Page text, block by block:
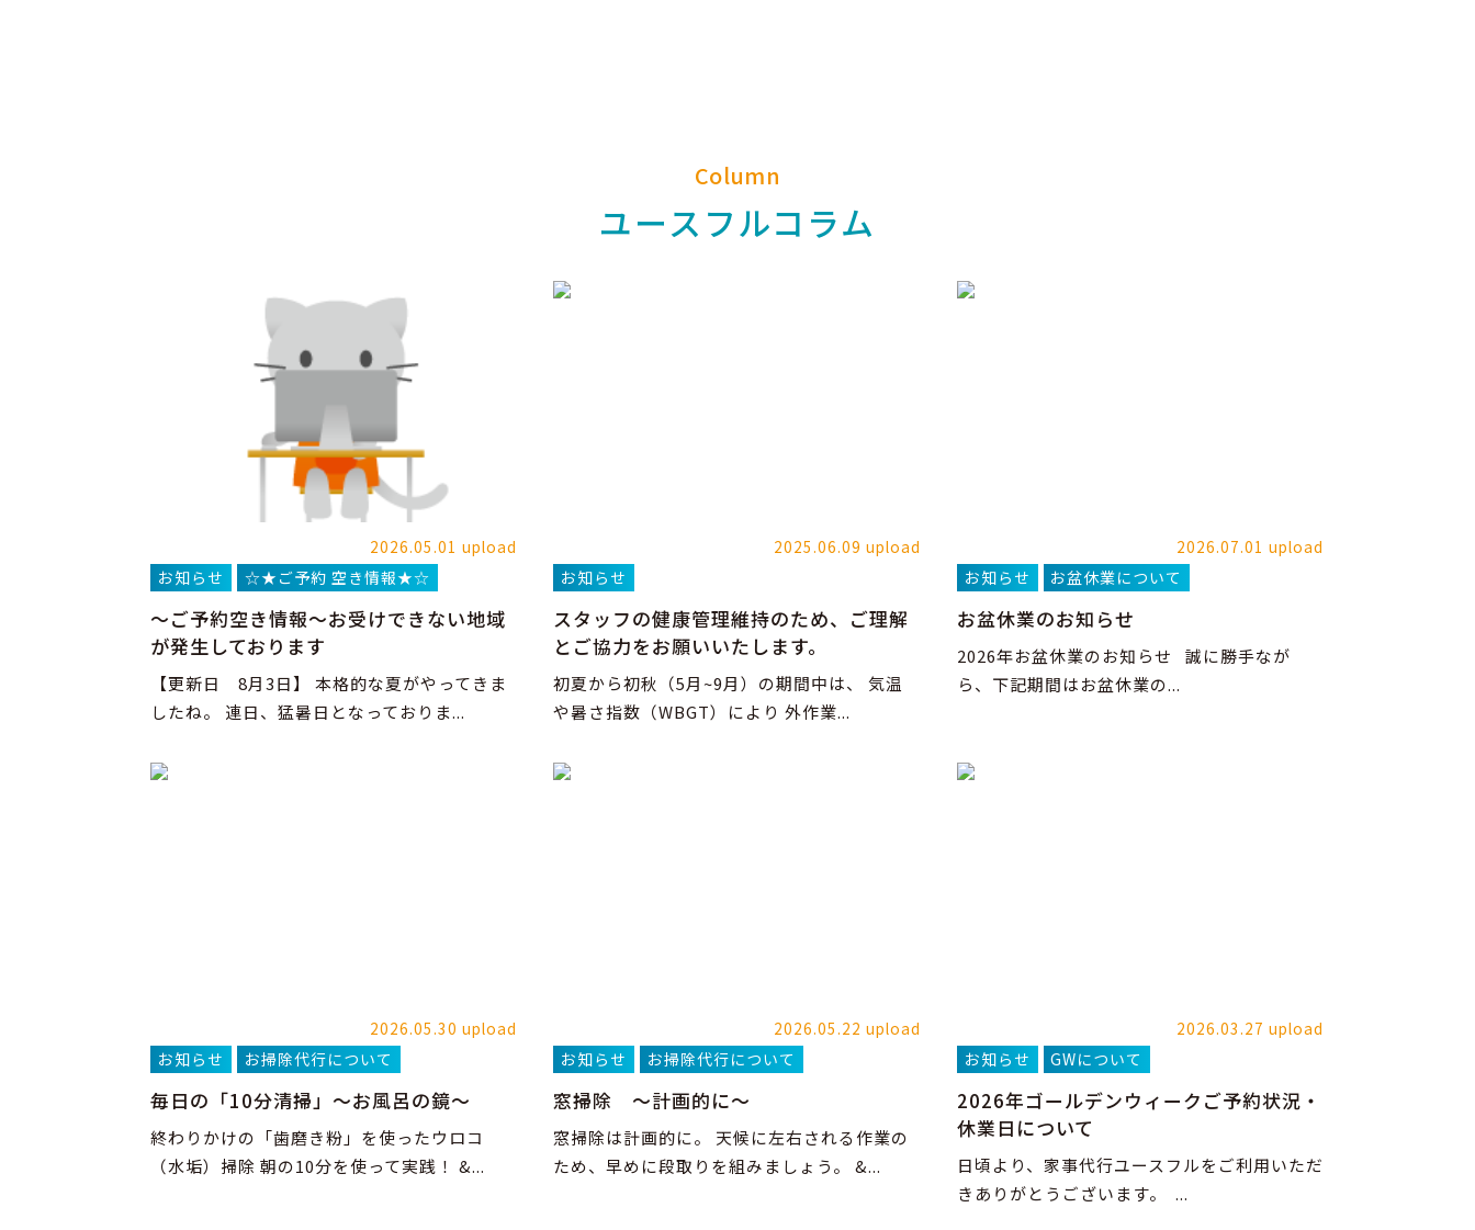
Column
ユースフルコラム
2026.05.01 upload
お知らせ
☆★ご予約 空き情報★☆
～ご予約空き情報～お受けできない地域
が発生しております
【更新日 8月3日】 本格的な夏がやってきま
したね。 連日、猛暑日となっておりま...
2025.06.09 upload
お知らせ
スタッフの健康管理維持のため、ご理解
とご協力をお願いいたします。
初夏から初秋（5月~9月）の期間中は、 気温
や暑さ指数（WBGT）により 外作業...
2026.07.01 upload
お知らせ
お盆休業について
お盆休業のお知らせ
2026年お盆休業のお知らせ 誠に勝手なが
ら、下記期間はお盆休業の...
2026.05.30 upload
お知らせ
お掃除代行について
毎日の「10分清掃」～お風呂の鏡～
終わりかけの「歯磨き粉」を使ったウロコ
（水垢）掃除 朝の10分を使って実践！ &...
2026.05.22 upload
お知らせ
お掃除代行について
窓掃除 ～計画的に～
窓掃除は計画的に。 天候に左右される作業の
ため、早めに段取りを組みましょう。 &...
2026.03.27 upload
お知らせ
GWについて
2026年ゴールデンウィークご予約状況・
休業日について
日頃より、家事代行ユースフルをご利用いただ
きありがとうございます。 ...